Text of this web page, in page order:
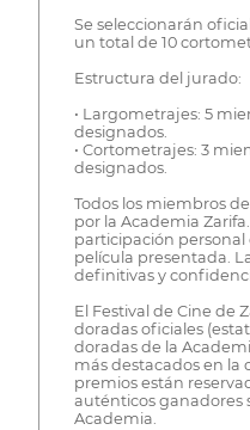
Se seleccionarán
un total de 10
Estructura del jurado:
• Largometrajes: 5
designados.
• Cortometrajes: 3
designados.
Todos los miembros
por la Academia
participación
película presentada.
definitivas y
El Festival de Cine de
doradas oficiales
doradas de la
más destacados en la
premios están
auténticos ganadores
Academia.